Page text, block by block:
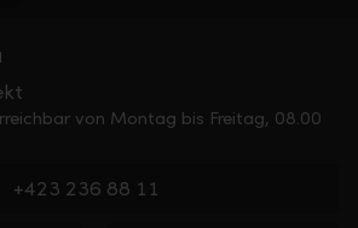
von Montag bis Freitag, 08.00
+423 236 88 11